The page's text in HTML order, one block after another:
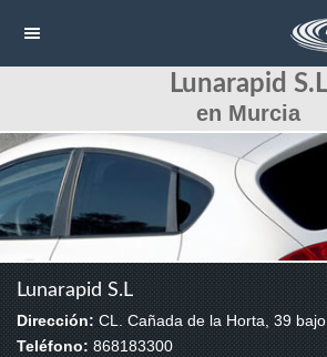
HOME
CONTACTAR
LLAMAR
Lunarapid S.L
en Murcia
Lunarapid S.L
Dirección: CL. Cañada de la Horta, 39 bajo
Teléfono:868183300